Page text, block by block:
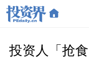
投资人「抢